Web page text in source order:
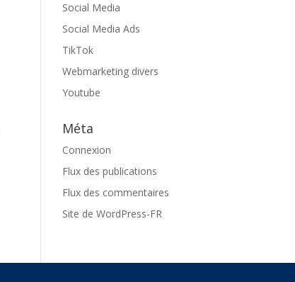
Social Media
Social Media Ads
TikTok
Webmarketing divers
Youtube
Méta
Connexion
Flux des publications
Flux des commentaires
Site de WordPress-FR